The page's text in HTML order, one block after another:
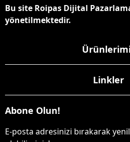
Bu site Roipas Dijital
yönetilmektedir.
Linkler
Abone Olun!
E-posta adresinizi bırakarak